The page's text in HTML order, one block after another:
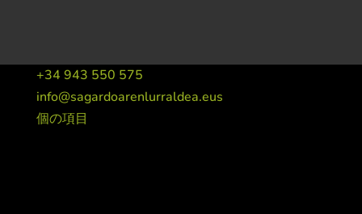
+34 943 550 575
info@sagardoarenlurraldea.eus
個の項目